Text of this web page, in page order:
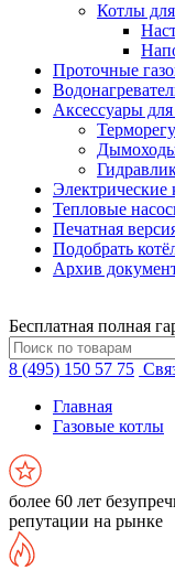
Котлы
Проточные
Аксессуары
Электрические
Тепловые
Печатная
Подобрать
Архив
Бесплатная полная
8 (495) 150 57 75
Главная
Газовые котлы
более 60 лет
репутации на рынке